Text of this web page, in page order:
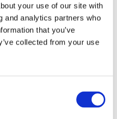
your use of our site with
and analytics partners who
that you’ve
collected from your use